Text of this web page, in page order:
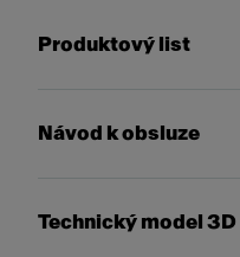
Produktový list
Návod k obsluze
Technický model 3D